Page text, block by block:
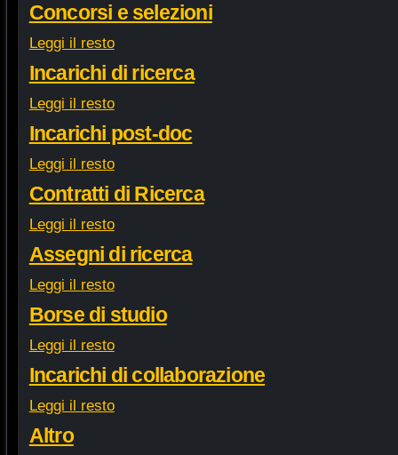
Concorsi e selezioni
Leggi il resto
Incarichi di ricerca
Leggi il resto
Incarichi post-doc
Leggi il resto
Contratti di Ricerca
Leggi il resto
Assegni di ricerca
Leggi il resto
Borse di studio
Leggi il resto
Incarichi di collaborazione
Leggi il resto
Altro